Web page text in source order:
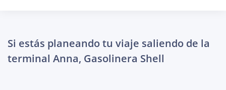
Si estás planeando tu viaje saliendo de la
terminal Anna, Gasolinera Shell